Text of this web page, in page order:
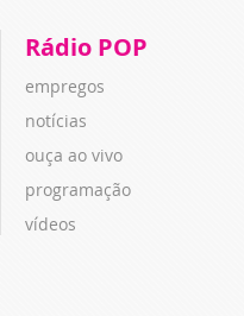
Rádio POP
empregos
notícias
ouça ao vivo
programação
vídeos